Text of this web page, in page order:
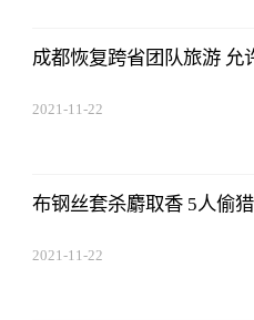
成都恢复跨省团队旅游 允
2021-11-22
布钢丝套杀麝取香 5人偷
2021-11-22